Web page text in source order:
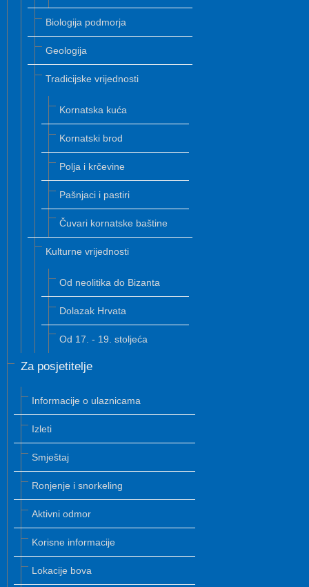
Biologija podmorja
Geologija
Tradicijske vrijednosti
Kornatska kuća
Kornatski brod
Polja i krčevine
Pašnjaci i pastiri
Čuvari kornatske baštine
Kulturne vrijednosti
Od neolitika do Bizanta
Dolazak Hrvata
Od 17. - 19. stoljeća
Za posjetitelje
Informacije o ulaznicama
Izleti
Smještaj
Ronjenje i snorkeling
Aktivni odmor
Korisne informacije
Lokacije bova